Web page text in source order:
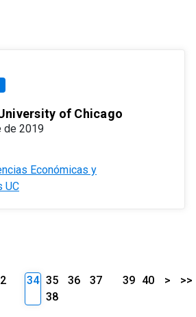
of Chicago
de 2019
Económicas y
UC
34 35 36
37
38
39 40 > >>